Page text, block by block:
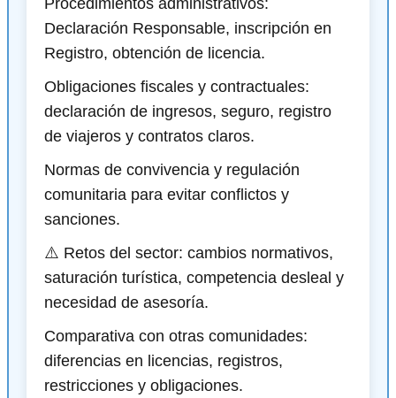
Procedimientos administrativos:
Declaración Responsable, inscripción en
Registro, obtención de licencia.
Obligaciones fiscales y contractuales:
declaración de ingresos, seguro, registro
de viajeros y contratos claros.
Normas de convivencia y regulación
comunitaria para evitar conflictos y
sanciones.
⚠️ Retos del sector: cambios normativos,
saturación turística, competencia desleal y
necesidad de asesoría.
Comparativa con otras comunidades:
diferencias en licencias, registros,
restricciones y obligaciones.